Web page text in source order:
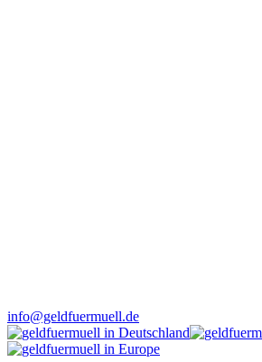
info@geldfuermuell.de